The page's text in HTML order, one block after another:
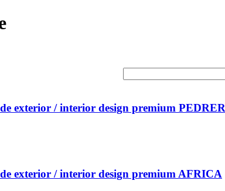
de exterior / interior design premium
de exterior / interior design premium AFRICA